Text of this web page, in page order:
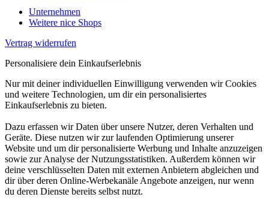
Unternehmen
Weitere nice Shops
Vertrag widerrufen
Personalisiere dein Einkaufserlebnis
Nur mit deiner individuellen Einwilligung verwenden wir Cookies
und weitere Technologien, um dir ein personalisiertes
Einkaufserlebnis zu bieten.
Dazu erfassen wir Daten über unsere Nutzer, deren Verhalten und
Geräte. Diese nutzen wir zur laufenden Optimierung unserer
Website und um dir personalisierte Werbung und Inhalte anzuzeigen
sowie zur Analyse der Nutzungsstatistiken. Außerdem können wir
deine verschlüsselten Daten mit externen Anbietern abgleichen und
dir über deren Online-Werbekanäle Angebote anzeigen, nur wenn
du deren Dienste bereits selbst nutzt.